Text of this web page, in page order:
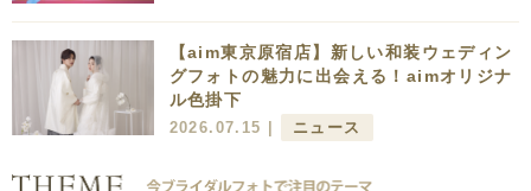
【aim東京原宿店】新しい和装ウェディン
グフォトの魅力に出会える！aimオリジナ
ル色掛下
2026.07.15 | ニュース